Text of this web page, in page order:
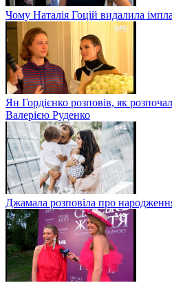
Чому Наталія Гоцій видалила
Ян Гордієнко розповів, як
Валерією Руденко
Джамала розповіла про